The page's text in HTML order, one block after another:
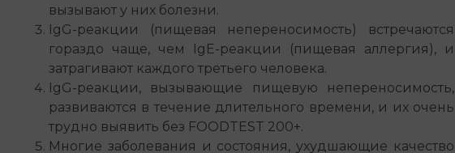
вызывают у них болезни.
IgG-реакции (пищевая непереносимость) встречаются
гораздо чаще, чем IgE-реакции (пищевая аллергия), и
затрагивают каждого третьего человека.
IgG-реакции, вызывающие пищевую непереносимость,
развиваются в течение длительного времени, и их очень
трудно выявить без FOODTEST 200+.
Многие заболевания и состояния, ухудшающие качество